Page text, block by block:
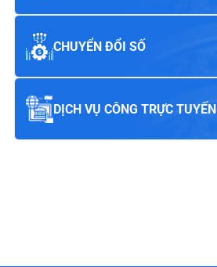
CHUYỂN ĐỔI SỐ
DỊCH VỤ CÔNG TRỰC TUYẾN